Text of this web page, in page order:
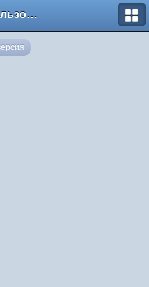
Форум пользователей ООО "Климовская сеть"